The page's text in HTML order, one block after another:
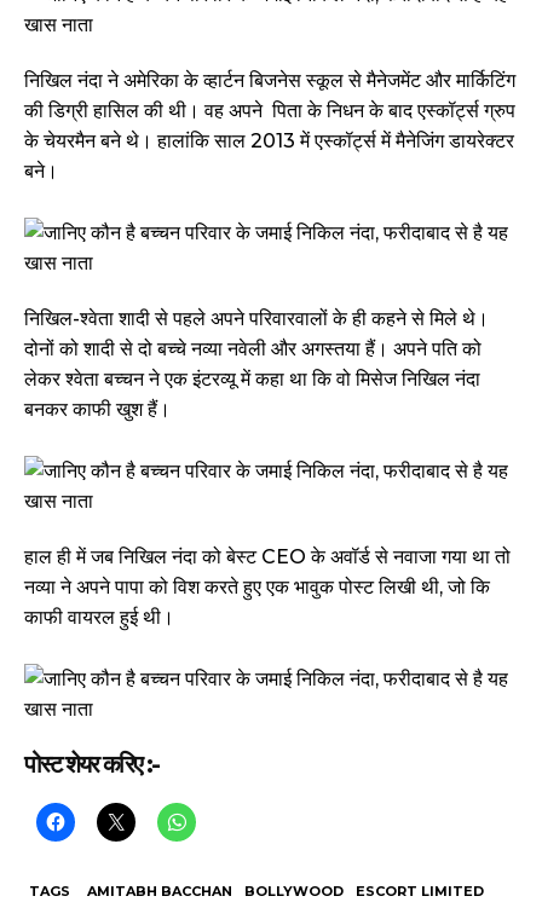
निखिल नंदा ने अमेरिका के व्हार्टन बिजनेस स्कूल से मैनेजमेंट और मार्किटिंग
की डिग्री हासिल की थी। वह अपने पिता के निधन के बाद एस्कॉर्ट्स ग्रुप
के चेयरमैन बने थे। हालांकि साल 2013 में एस्कॉर्ट्स में मैनेजिंग डायरेक्टर
बने।
निखिल-श्वेता शादी से पहले अपने परिवारवालों के ही कहने से मिले थे।
दोनों को शादी से दो बच्चे नव्या नवेली और अगस्तया हैं। अपने पति को
लेकर श्वेता बच्चन ने एक इंटरव्यू में कहा था कि वो मिसेज निखिल नंदा
बनकर काफी खुश हैं।
हाल ही में जब निखिल नंदा को बेस्ट CEO के अवॉर्ड से नवाजा गया था तो
नव्या ने अपने पापा को विश करते हुए एक भावुक पोस्ट लिखी थी, जो कि
काफी वायरल हुई थी।
पोस्ट शेयर करिए :-
TAGS AMITABH BACCHAN BOLLYWOOD ESCORT LIMITED